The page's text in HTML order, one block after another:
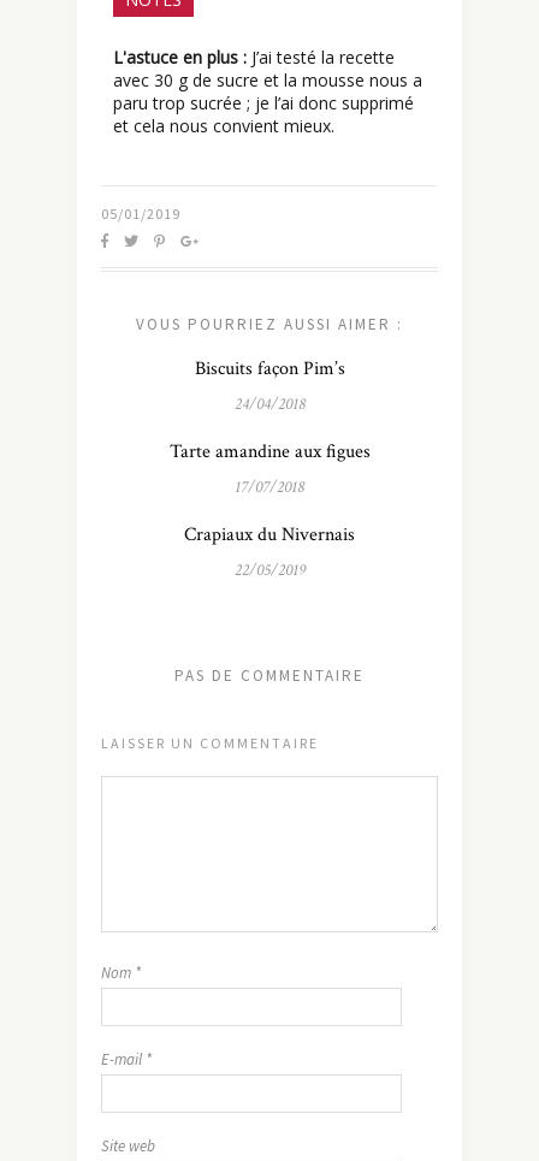
L'astuce en plus : J’ai testé la recette
avec 30 g de sucre et la mousse nous a
paru trop sucrée ; je l’ai donc supprimé
et cela nous convient mieux.
05/01/2019
VOUS POURRIEZ AUSSI AIMER :
Biscuits façon Pim’s
24/04/2018
Tarte amandine aux figues
17/07/2018
Crapiaux du Nivernais
22/05/2019
PAS DE COMMENTAIRE
LAISSER UN COMMENTAIRE
Nom *
E-mail *
Site web